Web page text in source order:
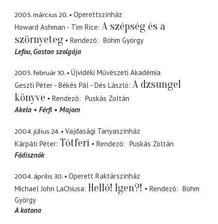
2005. március 20.
Operettszínház
Howard Ashman - Tim Rice A szépség és a
szörnyeteg
Rendező
Böhm György
Lefou Gaston szolgája
2005. február 10.
Újvidéki Művészeti Akadémia
Geszti Péter - Békés Pál - Dés László A dzsungel
könyve
Rendező
Puskás Zoltán
Akela
Férfi Majom
2004. július 24.
Vajdasági Tanyaszínház
Kárpáti Péter Tótferi Rendező
Puskás Zoltán
Fődisznók
2004. április 30.
Operett Raktárszínház
Michael John LaChiusa Helló! Igen?! Rendező
Böhm
György
A katona